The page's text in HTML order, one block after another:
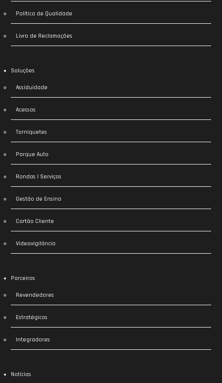
Política de Qualidade
Livro de Reclamações
Soluções
Assiduidade
Acessos
Torniquetes
Parque Auto
Rondas | Serviços
Gestão de Ensino
Cartão Cliente
Videovigilância
Parceiros
Revendedores
Estratégicos
Integradores
Notícias